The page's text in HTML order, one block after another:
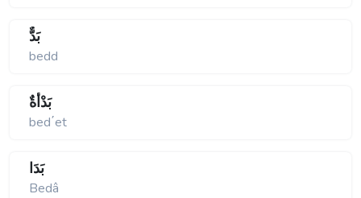
بَدٌّ
bedd
بَدْأَةٌ
bed΄et
بَدَا
Bedâ